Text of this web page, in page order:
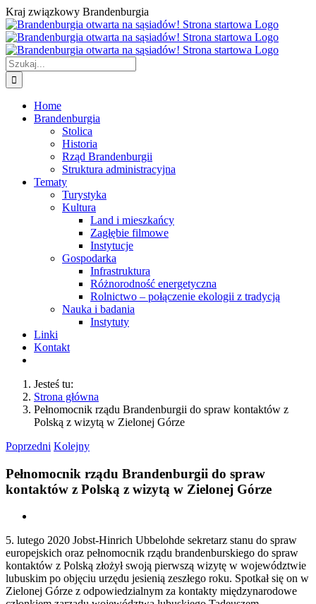
Przejdź
do
zawartości
Kraj związkowy Brandenburgia
Szukaj
Home
Brandenburgia
Stolica
Historia
Rząd Brandenburgii
Struktura administracyjna
Tematy
Turystyka
Kultura
Land i mieszkańcy
Zagłębie filmowe
Instytucje
Gospodarka
Infrastruktura
Różnorodność energetyczna
Rolnictwo – połączenie ekologii z tradycją
Nauka i badania
Instytuty
Linki
Kontakt
Jesteś tu:
Strona główna
Pełnomocnik rządu Brandenburgii do spraw kontaktów z
Polską z wizytą w Zielonej Górze
Poprzedni Kolejny
Pełnomocnik rządu Brandenburgii do spraw
kontaktów z Polską z wizytą w Zielonej Górze
obrazek
5. lutego 2020 Jobst-Hinrich Ubbelohde sekretarz stanu do spraw
europejskich oraz pełnomocnik rządu brandenburskiego do spraw
kontaktów z Polską złożył swoją pierwszą wizytę w województwie
lubuskim po objęciu urzędu jesienią zeszłego roku. Spotkał się on w
Zielonej Górze z odpowiedzialnym za kontakty międzynarodowe